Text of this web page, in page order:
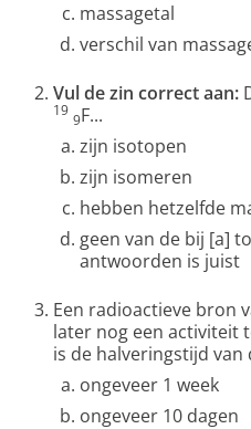
massagetal
verschil van
Vul de zin correct aan:
19
9F...
zijn isotopen
zijn isomeren
hebben hetzelfde
geen van de bij [a]
antwoorden is juist
Een radioactieve bron
later nog een activiteit
is de halveringstijd van
ongeveer 1 week
ongeveer 10 dagen